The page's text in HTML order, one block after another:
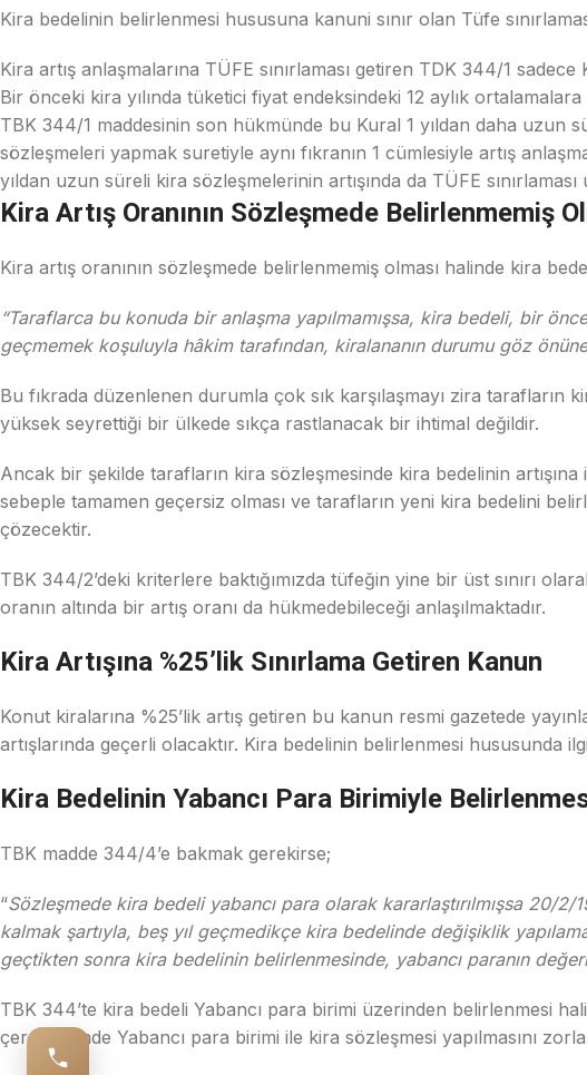
Kira bedelinin belirlenmesi hususuna kanuni sınır olan Tüfe
Kira artış anlaşmalarına TÜFE sınırlaması getiren TDK 344/1 sadece
Bir önceki kira yılında tüketici fiyat endeksindeki 12 aylık
TBK 344/1 maddesinin son hükmünde bu Kural 1 yıldan daha uzun
sözleşmeleri yapmak suretiyle aynı fıkranın 1 cümlesiyle artış
yıldan uzun süreli kira sözleşmelerinin artışında da TÜFE sınırlaması
Kira Artış Oranının Sözleşmede Belirlenmemiş
Kira artış oranının sözleşmede belirlenmemiş olması halinde kira
“Taraflarca bu konuda bir anlaşma yapılmamışsa, kira bedeli, bir
geçmemek koşuluyla hâkim tarafından, kiralananın durumu göz
Bu fıkrada düzenlenen durumla çok sık karşılaşmayı zira tarafların
yüksek seyrettiği bir ülkede sıkça rastlanacak bir ihtimal değildir.
Ancak bir şekilde tarafların kira sözleşmesinde kira bedelinin
sebeple tamamen geçersiz olması ve tarafların yeni kira bedelini
çözecektir.
TBK 344/2’deki kriterlere baktığımızda tüfeğin yine bir üst sınırı
oranın altında bir artış oranı da hükmedebileceği anlaşılmaktadır.
Kira Artışına %25’lik Sınırlama Getiren Kanun
Konut kiralarına %25’lik artış getiren bu kanun resmi gazetede
artışlarında geçerli olacaktır. Kira bedelinin belirlenmesi hususunda
Kira Bedelinin Yabancı Para Birimiyle
TBK madde 344/4’e bakmak gerekirse;
“Sözleşmede kira bedeli yabancı para olarak kararlaştırılmışsa 20/2/
kalmak şartıyla, beş yıl geçmedikçe kira bedelinde değişiklik
geçtikten sonra kira bedelinin belirlenmesinde, yabancı paranın
TBK 344’te kira bedeli Yabancı para birimi üzerinden belirlenmesi
çerçevesinde Yabancı para birimi ile kira sözleşmesi yapılmasını